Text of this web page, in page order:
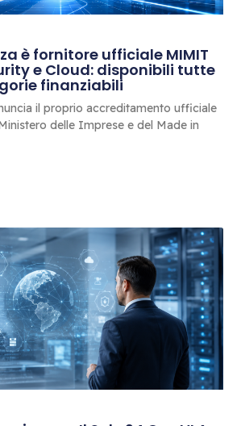
è fornitore ufficiale MIMIT
e Cloud: disponibili tutte
finanziabili
il proprio accreditamento ufficiale
delle Imprese e del Made in